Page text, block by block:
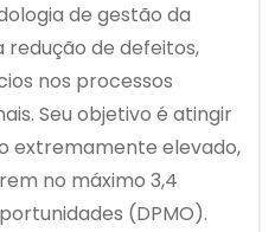
de gestão da
de defeitos,
nos processos
Seu objetivo é atingir
extremamente elevado,
no máximo 3,4
(DPMO).